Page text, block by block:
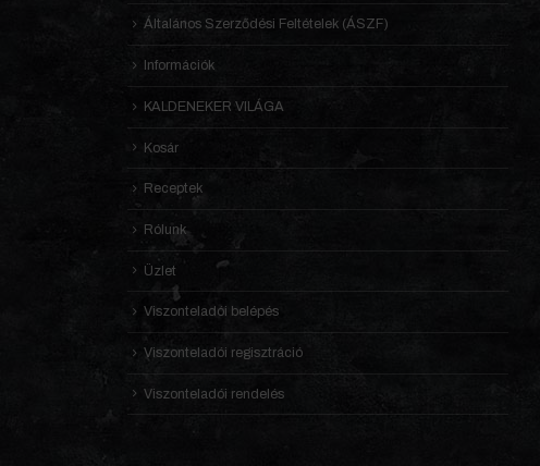
Általános Szerződési Feltételek (ÁSZF)
Információk
KALDENEKER VILÁGA
Kosár
Receptek
Rólunk
Üzlet
Viszonteladói belépés
Viszonteladói regisztráció
Viszonteladói rendelés